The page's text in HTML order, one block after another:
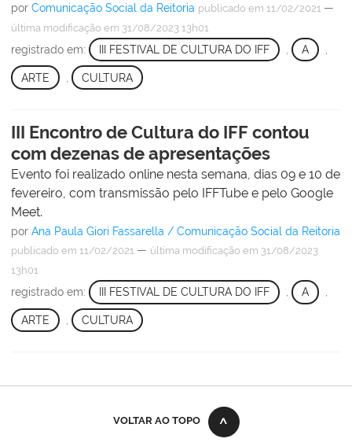
por Comunicação Social da Reitoria publicado em 11/02/2021 —
última modificação em 31/08/2023 13h01
registrado em: III FESTIVAL DE CULTURA DO IFF A
ARTE CULTURA
III Encontro de Cultura do IFF contou
com dezenas de apresentações
Evento foi realizado online nesta semana, dias 09 e 10 de
fevereiro, com transmissão pelo IFFTube e pelo Google
Meet.
por Ana Paula Giori Fassarella / Comunicação Social da Reitoria
publicado em 11/02/2021 — última modificação em 31/08/2023
13h01
registrado em: III FESTIVAL DE CULTURA DO IFF , A ,
ARTE CULTURA
VOLTAR AO TOPO